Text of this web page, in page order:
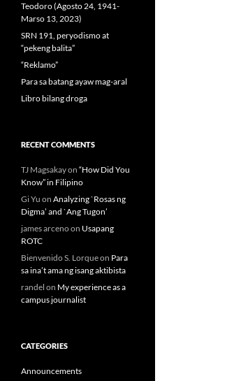
Teodoro (Agosto 24, 1941-
Marso 13, 2023)
SRN 191, peryodismo at
“pekeng balita”
“Reklamo”
Para sa batang ayaw mag-aral
Libro bilang droga
RECENT COMMENTS
TJ Magsakayon “How Did You
Know” in Filipino
Gi Yu on Analyzing `Rosas ng
Digma’ and `Ang Tugon’
james arcenoon Usapang
ROTC
Bienvenido S. Lorqueon Para
sa ina’t ama ng isang aktibista
randel on My experience as a
campus journalist
CATEGORIES
Announcements